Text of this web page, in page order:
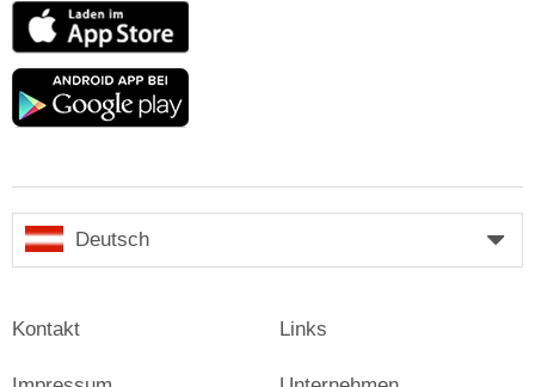
App
Store
Google
Deutsch
Kontakt Links